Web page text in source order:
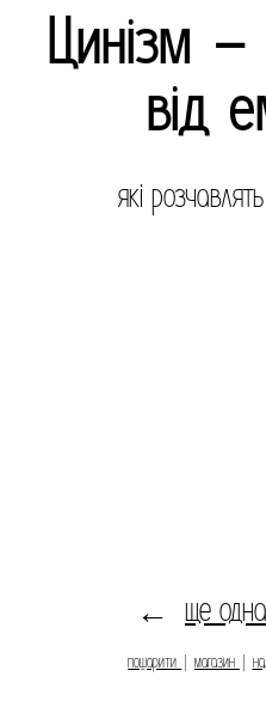
Цинізм
від
які
← ще
пошарити магазин